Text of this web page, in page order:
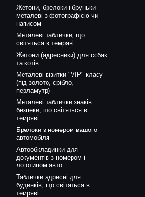
Жетони, брелоки і бруньки
металеві з фотографією чи
написом
Металеві таблички, що
світяться в темряві
Жетони (адресники) для собак
та котів
Металеві візитки "VIP" класу
(під золото, срібло,
перламутр)
Металеві таблички знаків
безпеки, що світяться в
темряві
Брелоки з номером вашого
автомобіля
Автообкладинки для
документів з номером і
логотипом авто
Таблички адресні для
будинків, що світяться в
темряві